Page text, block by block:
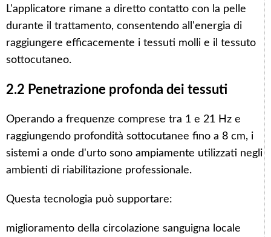
L'applicatore rimane a diretto contatto con la pelle
durante il trattamento, consentendo all'energia di
raggiungere efficacemente i tessuti molli e il tessuto
sottocutaneo.
2.2 Penetrazione profonda dei tessuti
Operando a frequenze comprese tra 1 e 21 Hz e
raggiungendo profondità sottocutanee fino a 8 cm, i
sistemi a onde d'urto sono ampiamente utilizzati negli
ambienti di riabilitazione professionale.
Questa tecnologia può supportare:
miglioramento della circolazione sanguigna locale